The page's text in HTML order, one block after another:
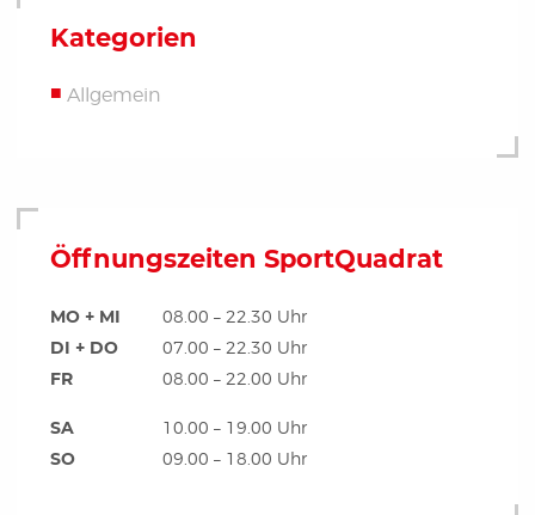
Kategorien
Allgemein
Öffnungszeiten SportQuadrat
MO + MI 08.00 – 22.30 Uhr
DI + DO 07.00 – 22.30 Uhr
FR 08.00 – 22.00 Uhr
SA 10.00 – 19.00 Uhr
SO 09.00 – 18.00 Uhr